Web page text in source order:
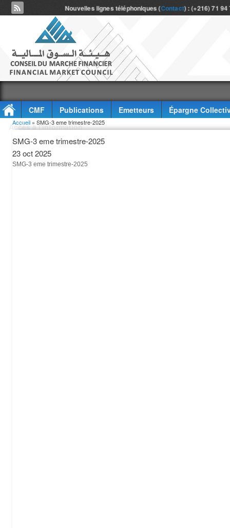
Nouvelles lignes téléphoniques (Contact) : (+216) 71
CMF Publications Emetteurs
Épargne
Accès à l'information
Vous êtes ici
Accueil » SMG-3 eme trimestre-2025
SMG-3 eme trimestre-2025
23 oct 2025
SMG-3 eme trimestre-2025